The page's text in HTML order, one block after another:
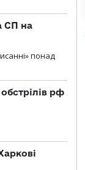
СП на
понад
рф